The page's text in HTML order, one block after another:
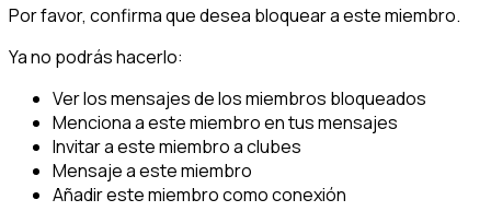
Por favor, confirma que desea bloquear a este miembro.
Ya no podrás hacerlo:
Ver los mensajes de los miembros bloqueados
Menciona a este miembro en tus mensajes
Invitar a este miembro a clubes
Mensaje a este miembro
Añadir este miembro como conexión